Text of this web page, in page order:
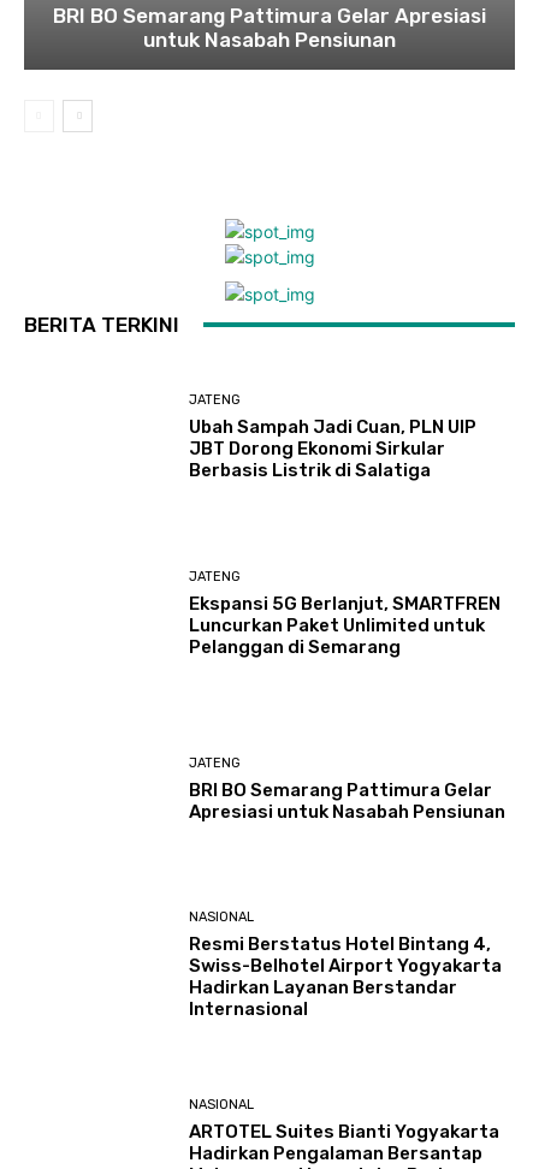
BRI BO Semarang Pattimura Gelar Apresiasi
untuk Nasabah Pensiunan
BERITA TERKINI
JATENG
Ubah Sampah Jadi Cuan, PLN UIP
JBT Dorong Ekonomi Sirkular
Berbasis Listrik di Salatiga
JATENG
Ekspansi 5G Berlanjut, SMARTFREN
Luncurkan Paket Unlimited untuk
Pelanggan di Semarang
JATENG
BRI BO Semarang Pattimura Gelar
Apresiasi untuk Nasabah Pensiunan
NASIONAL
Resmi Berstatus Hotel Bintang 4,
Swiss-Belhotel Airport Yogyakarta
Hadirkan Layanan Berstandar
Internasional
NASIONAL
ARTOTEL Suites Bianti Yogyakarta
Hadirkan Pengalaman Bersantap